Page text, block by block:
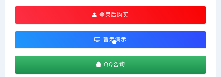
登录后购买
暂无演示
QQ咨询